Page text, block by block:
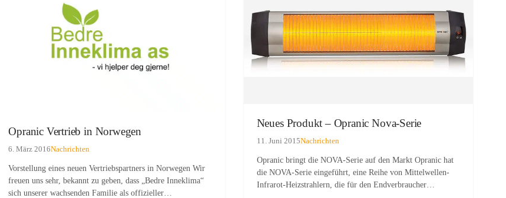
Opranic Vertrieb in Norwegen
6. März 2016Nachrichten
Vorstellung eines neuen Vertriebspartners in Norwegen Wir
freuen uns sehr, bekannt zu geben, dass „Bedre Inneklima“
sich unserer wachsenden Familie als offizieller
Neues Produkt – Opranic Nova-Serie
11. Juni 2015Nachrichten
Opranic bringt die NOVA-Serie auf den Markt Opranic hat
die NOVA-Serie eingeführt, eine Reihe von Mittelwellen-
Infrarot-Heizstrahlern, die für den Endverbraucher